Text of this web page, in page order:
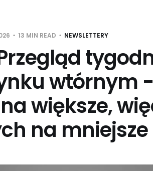
13 MIN READ NEWSLETTERY
Przegląd
wtórnym
większe,
na mniejsze